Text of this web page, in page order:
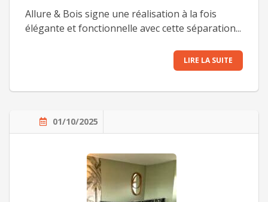
Allure & Bois signe une réalisation à la fois
élégante et fonctionnelle avec cette séparation...
LIRE LA SUITE
01/10/2025